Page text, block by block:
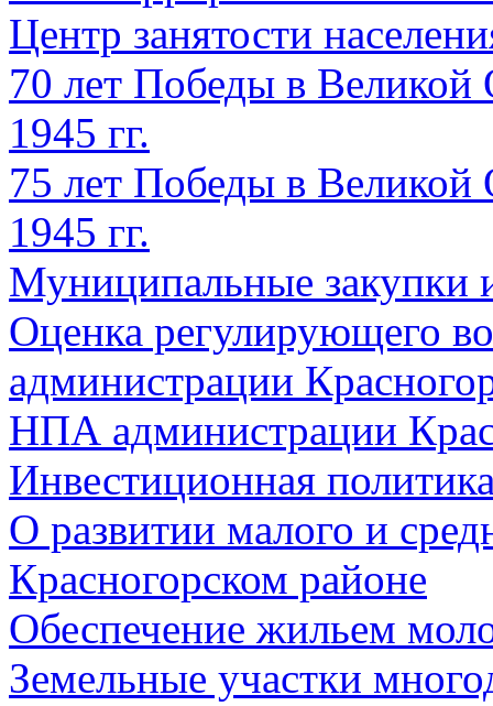
Центр занятости
70 лет Победы в Великой
1945 гг.
75 лет Победы в Великой
1945 гг.
Муниципальные закупки
Оценка регулирующего
администрации
НПА администрации
Инвестиционная
О развитии малого и
Красногорском районе
Обеспечение жильем
Земельные участки